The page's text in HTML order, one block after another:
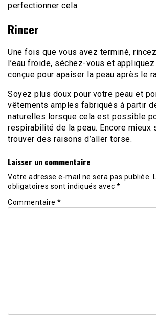
perfectionner cela.
Rincer
Une fois que vous avez terminé,
l’eau froide, séchez-vous et
conçue pour apaiser la peau après le
Soyez plus doux pour votre peau et
vêtements amples fabriqués à partir
naturelles lorsque cela est possible
respirabilité de la peau. Encore mieux
trouver des raisons d’aller torse.
Laisser un commentaire
Votre adresse e-mail ne sera pas publiée.
obligatoires sont indiqués avec *
Commentaire *